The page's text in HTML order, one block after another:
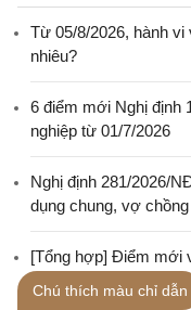
Từ 05/8/2026, hành
nhiêu?
6 điểm mới Nghị định
nghiệp từ 01/7/2026
Nghị định 281/2026/
dụng chung, vợ
[Tổng hợp] Điểm mới
Chú thích màu chỉ dẫn